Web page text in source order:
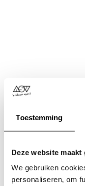
Toestemming
Deze website
We gebruiken
personaliseren, om